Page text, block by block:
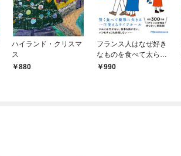
ハイランド・クリスマ
ス
880
フランス人はなぜ好き
なものを食べて太らな
いのか
990